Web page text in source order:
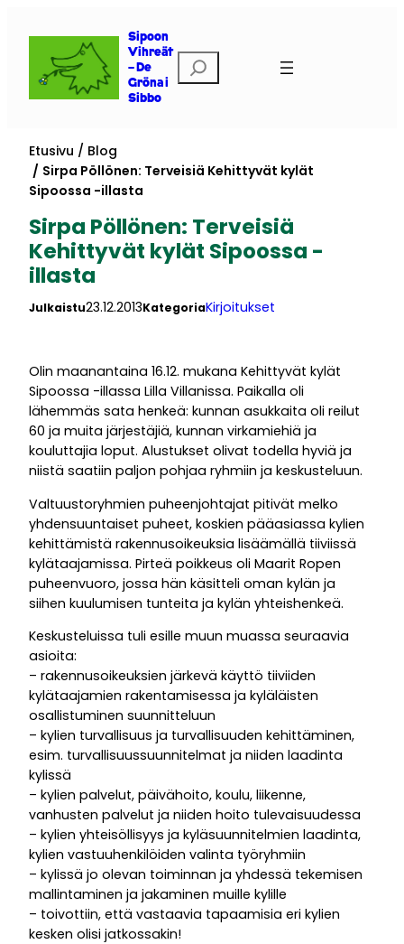
sisältöön
Sipoon
Vihreät
– De
Gröna i
Sibbo
Etsi
Etusivu
Blog
Sirpa Pöllönen: Terveisiä Kehittyvät kylät
Sipoossa -illasta
Sirpa Pöllönen: Terveisiä
Kehittyvät kylät Sipoossa -
illasta
Julkaistu23.12.2013KategoriaKirjoitukset
Olin maanantaina 16.12. mukana Kehittyvät kylät
Sipoossa -illassa Lilla Villanissa. Paikalla oli
lähemmäs sata henkeä: kunnan asukkaita oli reilut
60 ja muita järjestäjiä, kunnan virkamiehiä ja
kouluttajia loput. Alustukset olivat todella hyviä ja
niistä saatiin paljon pohjaa ryhmiin ja keskusteluun.
Valtuustoryhmien puheenjohtajat pitivät melko
yhdensuuntaiset puheet, koskien pääasiassa kylien
kehittämistä rakennusoikeuksia lisäämällä tiiviissä
kylätaajamissa. Pirteä poikkeus oli Maarit Ropen
puheenvuoro, jossa hän käsitteli oman kylän ja
siihen kuulumisen tunteita ja kylän yhteishenkeä.
Keskusteluissa tuli esille muun muassa seuraavia
asioita:
– rakennusoikeuksien järkevä käyttö tiiviiden
kylätaajamien rakentamisessa ja kyläläisten
osallistuminen suunnitteluun
– kylien turvallisuus ja turvallisuuden kehittäminen,
esim. turvallisuussuunnitelmat ja niiden laadinta
kylissä
– kylien palvelut, päivähoito, koulu, liikenne,
vanhusten palvelut ja niiden hoito tulevaisuudessa
– kylien yhteisöllisyys ja kyläsuunnitelmien laadinta,
kylien vastuuhenkilöiden valinta työryhmiin
– kylissä jo olevan toiminnan ja yhdessä tekemisen
mallintaminen ja jakaminen muille kylille
– toivottiin, että vastaavia tapaamisia eri kylien
kesken olisi jatkossakin!